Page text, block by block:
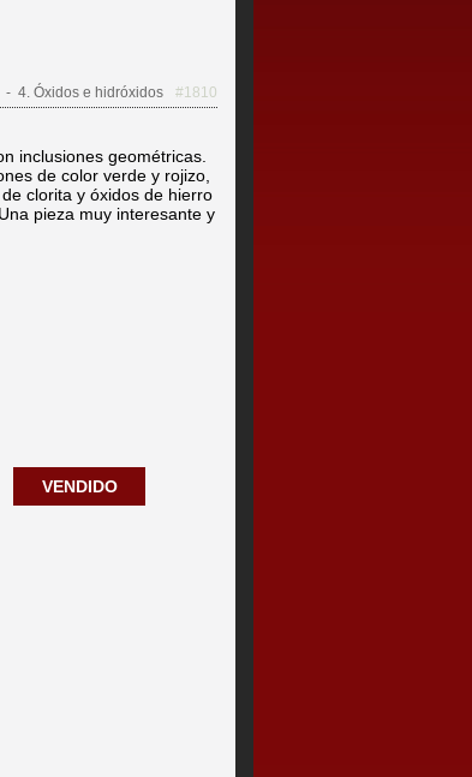
- 4. Óxidos e hidróxidos
#1810
inclusiones geométricas.
de color verde y rojizo,
clorita y óxidos de hierro
pieza muy interesante y
VENDIDO